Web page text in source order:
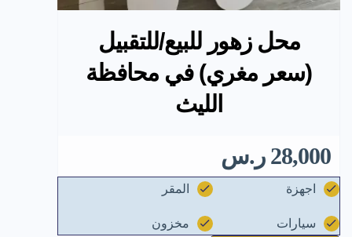
محل زهور للبيع/للتقبيل
(سعر مغري) في محافظة
الليث
28,000 ر.س
اجهزة المقر
سيارات مخزون